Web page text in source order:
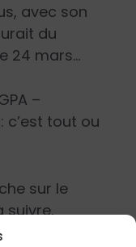
avec son
du
24 mars…
–
c’est tout ou
sur le
suivre,